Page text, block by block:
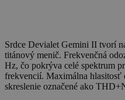
Srdce Devialet Gemini II tvorí
titánový menič. Frekvenčná
Hz, čo pokrýva celé spektrum
frekvencií. Maximálna hlasitosť
skreslenie označené ako